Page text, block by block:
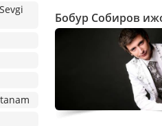
Бобур Собиров